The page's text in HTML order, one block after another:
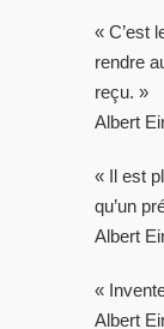
« C’est
rendre
reçu. »
Albert
« Il est
qu’un
Albert
«
Albert